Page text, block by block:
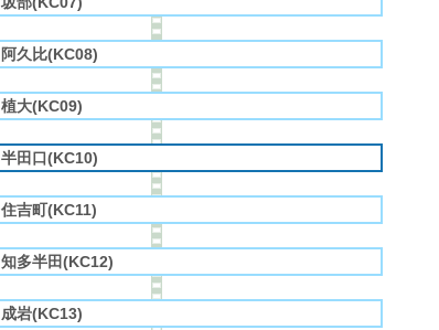
阿久比(KC08)
植大(KC09)
半田口(KC10)
住吉町(KC11)
知多半田(KC12)
成岩(KC13)